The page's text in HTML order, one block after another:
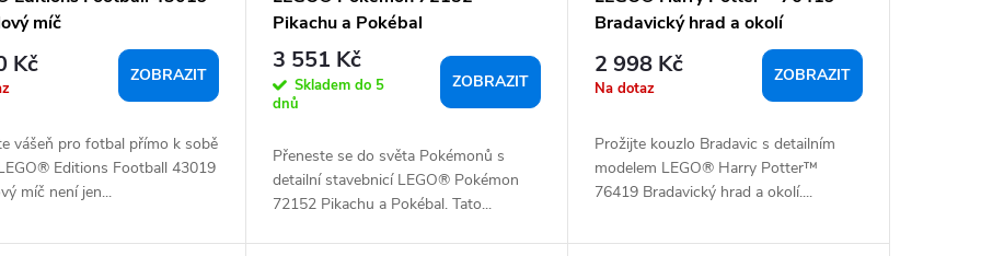
míč
Kč ZOBRAZIT
vášeň pro fotbal přímo k sobě
Editions Football 43019
míč není jen...
Pikachu a Pokébal
3 551 Kč
Skladem do 5
dnů
ZOBRAZIT
Přeneste se do světa Pokémonů s
detailní stavebnicí LEGO® Pokémon
72152 Pikachu a Pokébal. Tato...
Bradavický hrad a okolí
2 998 Kč
Na dotaz
ZOBRAZIT
Prožijte kouzlo Bradavic s detailním
modelem LEGO® Harry Potter™
76419 Bradavický hrad a okolí....